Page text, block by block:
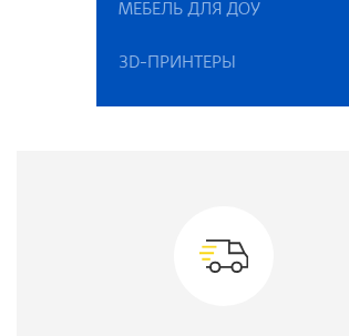
МЕБЕЛЬ ДЛЯ ДОУ
3D-ПРИНТЕРЫ